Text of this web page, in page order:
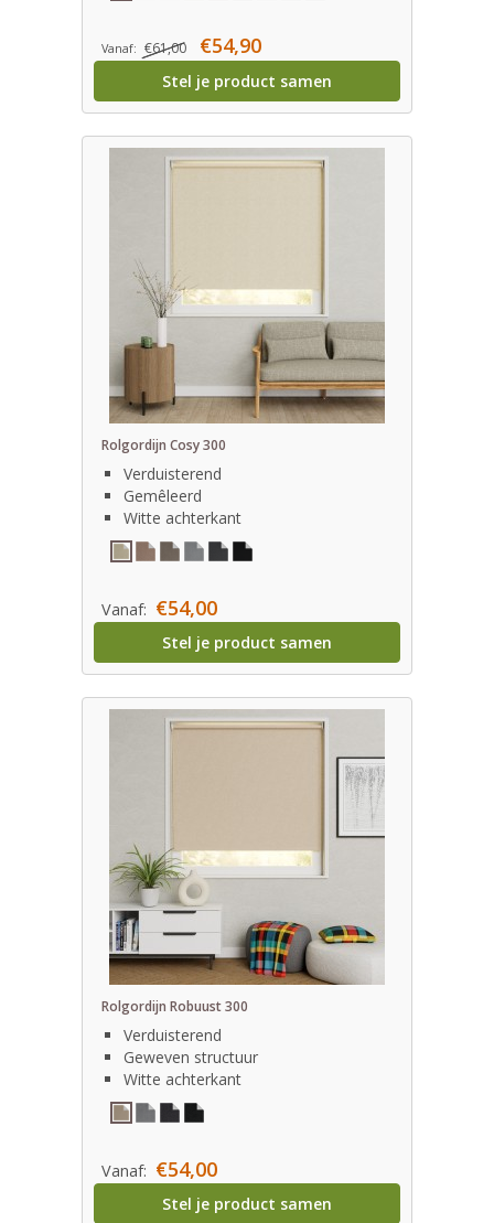
Vanaf: €61,00 €54,90
Stel je product samen
Rolgordijn Cosy 300
Verduisterend
Gemêleerd
Witte achterkant
Vanaf: €54,00
Stel je product samen
Rolgordijn Robuust 300
Verduisterend
Geweven structuur
Witte achterkant
Vanaf: €54,00
Stel je product samen